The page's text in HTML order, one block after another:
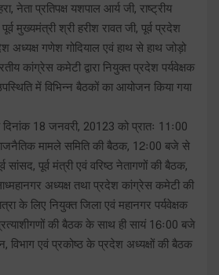
नेता प्रतिपक्ष यशपाल आर्य जी, राष्ट्रीय
मुख्यमंत्री श्री हरीश रावत जी, पूर्व प्रदेश
अध्यक्ष गणेश गोदियाल एवं हाथ से हाथ जोड़ो
कांग्रेस कमेटी द्वारा नियुक्त प्रदेश पर्यवेक्षक
में विभिन्न बैठकों का आयोजन किया गया
दिनांक 18 जनवरी, 20123 को प्रातः 11ः00
मामले समिति की बैठक, 12ः00 बजे से
सांसद, पूर्व मंत्री एवं वरिष्ठ नेतागणों की बैठक,
अध्यक्ष तथा प्रदेश कांग्रेस कमेटी की
के लिए नियुक्त जिला एवं महानगर पर्यवेक्षक
की बैठक के साथ ही सायं 16ः00 बजे
विभाग एवं प्रकोष्ठ के प्रदेश अध्यक्षों की बैठक